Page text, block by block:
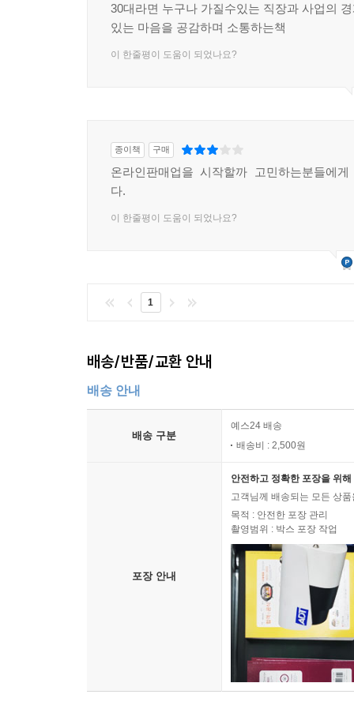
30대라면 누구나 가질수있는 직장과 사업의
있는 마음을 공감하며 소통하는책
이 한줄평이 도움이 되었나요?
종이책 구매
온라인판매업을 시작할까 고민하는분들에게
다.
이 한줄평이 도움이 되었나요?
1
배송/반품/교환 안내
배송 안내
배송 구분
예스24 배송
배송비 : 2,500원
포장 안내
안전하고 정확한 포장을 위
고객님께 배송되는 모든 상
목적 : 안전한 포장 관리
촬영범위 : 박스 포장 작업